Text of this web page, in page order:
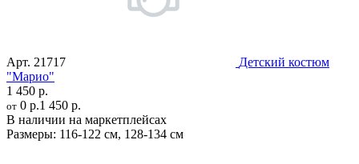
Арт. 21717
Детский костюм
"Марио"
1 450 р.
от 0 р.1 450 р.
В наличии на маркетплейсах
Размеры: 116-122 см, 128-134 см